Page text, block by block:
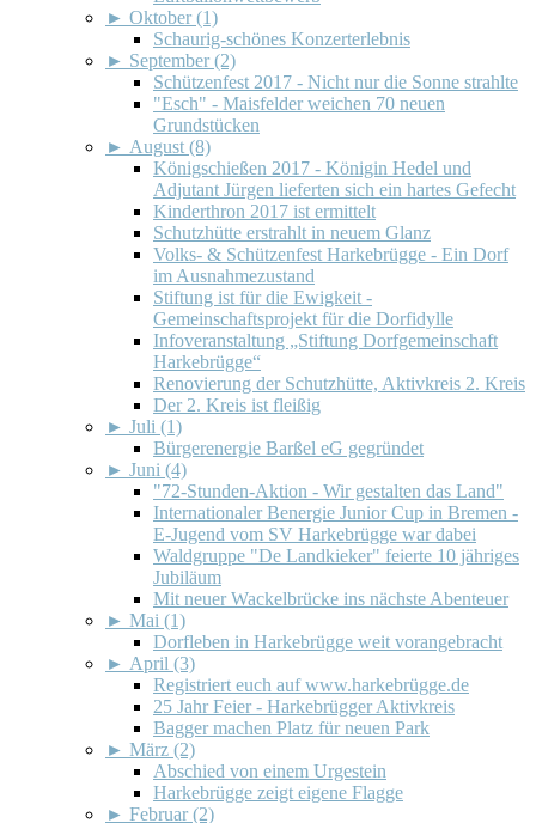
► Oktober (1)
Schaurig-schönes Konzerterlebnis
► September (2)
Schützenfest 2017 - Nicht nur die Sonne strahlte
"Esch" - Maisfelder weichen 70 neuen
Grundstücken
► August (8)
Königschießen 2017 - Königin Hedel und
Adjutant Jürgen lieferten sich ein hartes Gefecht
Kinderthron 2017 ist ermittelt
Schutzhütte erstrahlt in neuem Glanz
Volks- & Schützenfest Harkebrügge - Ein Dorf
im Ausnahmezustand
Stiftung ist für die Ewigkeit -
Gemeinschaftsprojekt für die Dorfidylle
Infoveranstaltung „Stiftung Dorfgemeinschaft
Harkebrügge“
Renovierung der Schutzhütte, Aktivkreis 2. Kreis
Der 2. Kreis ist fleißig
► Juli (1)
Bürgerenergie Barßel eG gegründet
► Juni (4)
"72-Stunden-Aktion - Wir gestalten das Land"
Internationaler Benergie Junior Cup in Bremen -
E-Jugend vom SV Harkebrügge war dabei
Waldgruppe "De Landkieker" feierte 10 jähriges
Jubiläum
Mit neuer Wackelbrücke ins nächste Abenteuer
► Mai (1)
Dorfleben in Harkebrügge weit vorangebracht
► April (3)
Registriert euch auf www.harkebrügge.de
25 Jahr Feier - Harkebrügger Aktivkreis
Bagger machen Platz für neuen Park
► März (2)
Abschied von einem Urgestein
Harkebrügge zeigt eigene Flagge
► Februar (2)